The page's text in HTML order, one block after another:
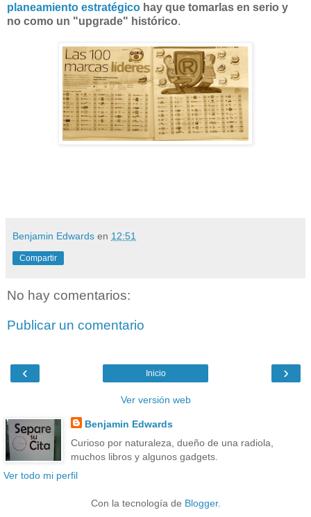
planeamiento estratégico hay que tomarlas en serio y
no como un "upgrade" histórico.
Benjamin Edwards en 12:51
Compartir
No hay comentarios:
Publicar un comentario
‹ ›
Inicio
Ver versión web
Benjamin Edwards
Curioso por naturaleza, dueño de una radiola,
muchos libros y algunos gadgets.
Ver todo mi perfil
Con la tecnología de Blogger.